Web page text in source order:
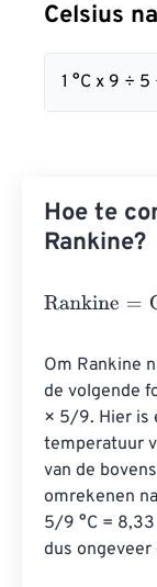
Celsius
1 °C x 9 ÷ 5
Hoe te
Rankine?
Rankine
Om Rankine
de volgende
× 5/9. Hier is
temperatuur
van de
omrekenen
5/9 °C =
dus ongeveer